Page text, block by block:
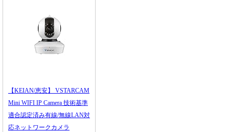
【KEIAN/恵安】 VSTARCAM
Mini WIFI IP Camera 技術基準
適合認定済み有線/無線LAN対
応ネットワークカメラ